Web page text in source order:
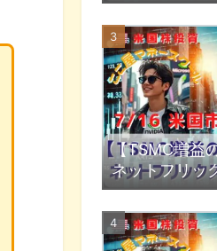
【TSMC増益
ネットフリッ